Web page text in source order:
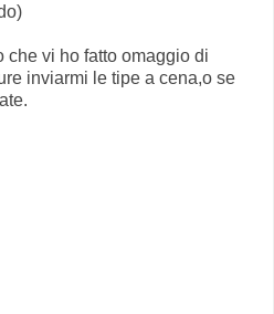
che vi ho fatto omaggio di
inviarmi le tipe a cena,o se